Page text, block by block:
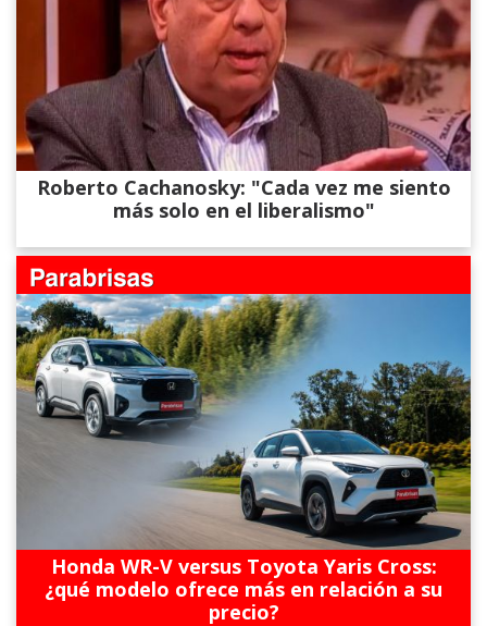
Roberto Cachanosky: "Cada vez me siento
más solo en el liberalismo"
Honda WR-V versus Toyota Yaris Cross:
¿qué modelo ofrece más en relación a su
precio?